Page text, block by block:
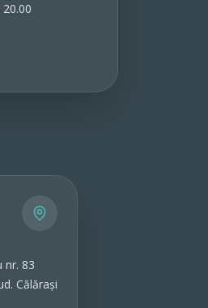
Vezi detalii
nr. 83
Călărași